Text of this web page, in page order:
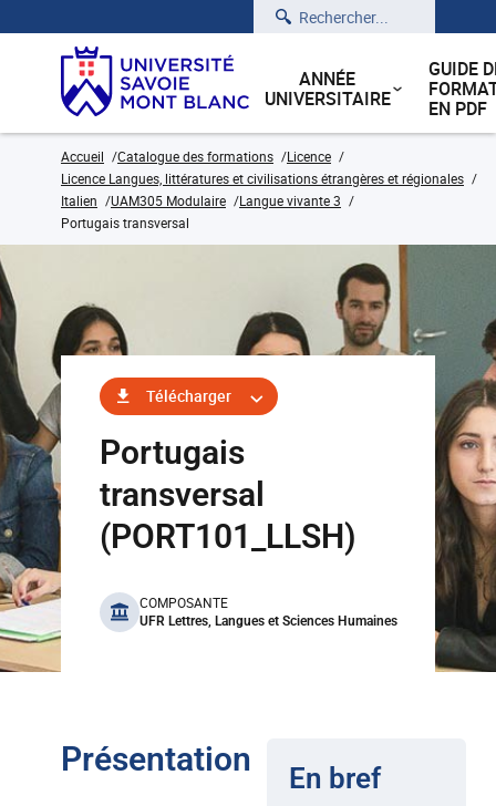
Rechercher
ANNÉE
UNIVERSITAIRE
GUIDE
EN PDF
Accueil Catalogue des formations
Licence
Licence Langues, littératures et civilisations étrangères et régionales
Italien
UAM305 Modulaire
Langue vivante 3
Portugais transversal
Télécharger
Portugais
transversal
(PORT101_LLSH)
benefits
COMPOSANTE
UFR Lettres, Langues et Sciences Humaines
Présentation En bref